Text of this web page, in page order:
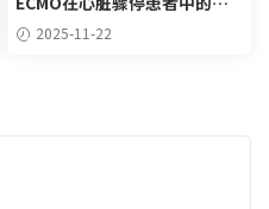
用指征
2025-11-22